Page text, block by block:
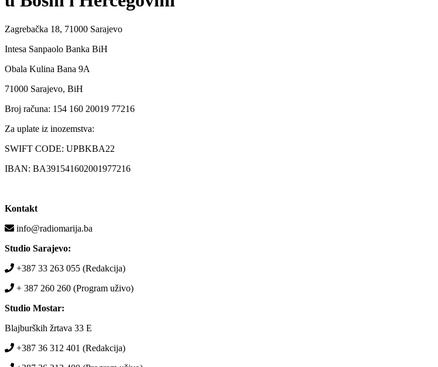
Zagrebačka 18, 71000 Sarajevo
Intesa Sanpaolo Banka BiH
Obala Kulina Bana 9A
71000 Sarajevo, BiH
Broj računa: 154 160 20019 77216
Za uplate iz inozemstva:
SWIFT CODE: UPBKBA22
IBAN: BA391541602001977216
Kontakt
info@radiomarija.ba
Studio Sarajevo:
+387 33 263 055 (Redakcija)
+ 387 260 260 (Program uživo)
Studio Mostar:
Blajburških žrtava 33 E
+387 36 312 401 (Redakcija)